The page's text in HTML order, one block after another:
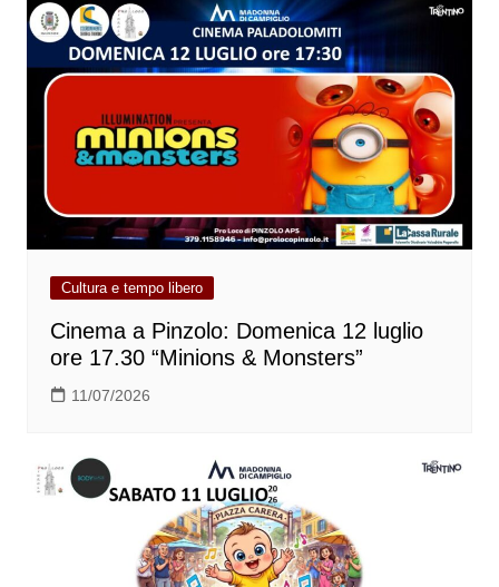
Cultura e tempo libero
Cinema a Pinzolo: Domenica 12 luglio
ore 17.30 “Minions & Monsters”
11/07/2026